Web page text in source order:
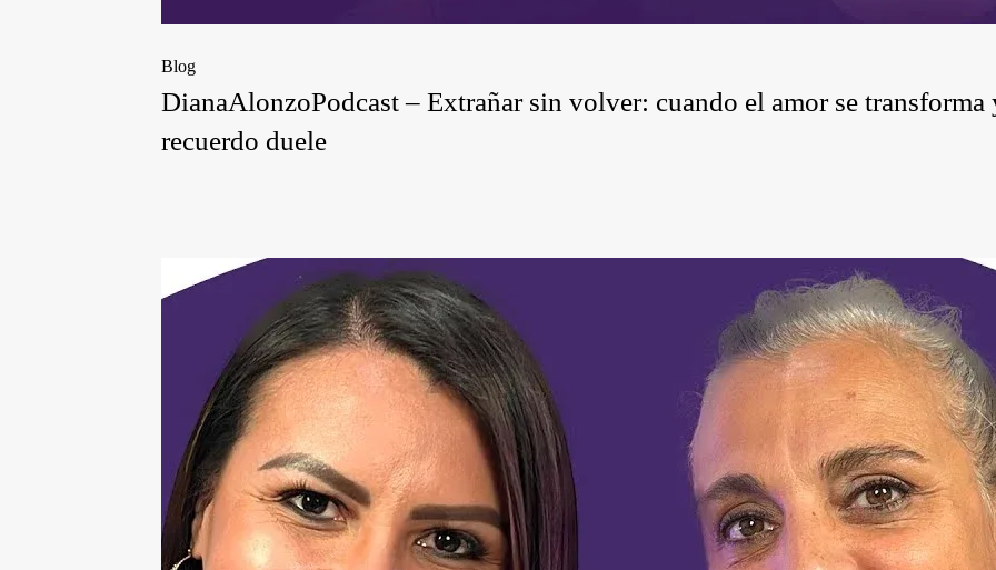
Blog
DianaAlonzoPodcast – Extrañar sin volver: cuando el amor se transforma
recuerdo duele